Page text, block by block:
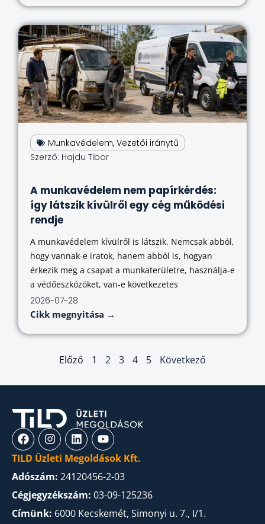
Munkavédelem, Vezetői iránytű
Szerző: Hajdu Tibor
A munkavédelem nem papírkérdés:
így látszik kívülről egy cég működési
rendje
A munkavédelem kívülről is látszik. Nemcsak abból,
hogy vannak-e iratok, hanem abból is, hogyan
érkezik meg a csapat a munkaterületre, használja-e
a védőeszközöket, van-e következetes
2026-07-28
Cikk megnyitása →
Előző 1 2 3 4 5 Következő
TILD Üzleti Megoldások Kft.
Adószám: 24120456-2-03
Cégjegyzékszám: 03-09-125236
Címünk: 6000 Kecskemét, Simonyi u. 7., I/1.